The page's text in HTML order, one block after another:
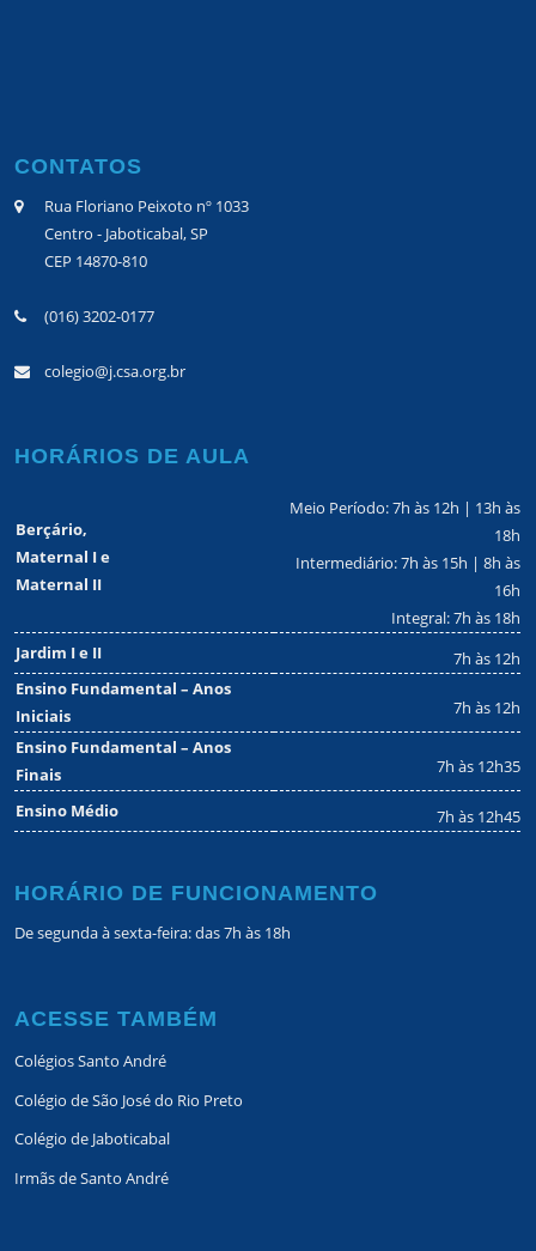
CONTATOS
Rua Floriano Peixoto nº 1033
Centro - Jaboticabal, SP
CEP 14870-810
(016) 3202-0177
colegio@j.csa.org.br
HORÁRIOS DE AULA
Berçário,
Maternal I e
Maternal II
Meio Período: 7h às 12h | 13h às
18h
Intermediário: 7h às 15h | 8h às
16h
Integral: 7h às 18h
Jardim I e II
7h às 12h
Ensino Fundamental – Anos
Iniciais
7h às 12h
Ensino Fundamental – Anos
Finais
7h às 12h35
Ensino Médio 7h às 12h45
HORÁRIO DE FUNCIONAMENTO
De segunda à sexta-feira: das 7h às 18h
ACESSE TAMBÉM
Colégios Santo André
Colégio de São José do Rio Preto
Colégio de Jaboticabal
Irmãs de Santo André